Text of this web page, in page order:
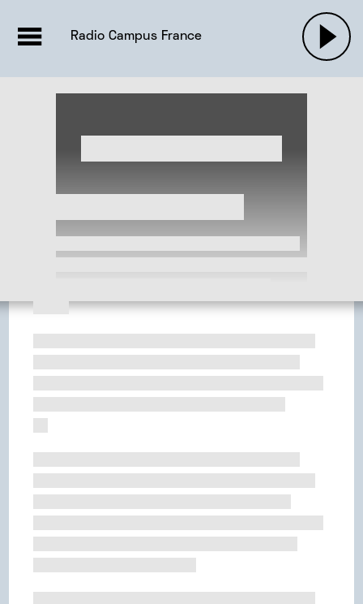
ACTUALITÉS
EMISSIONS |
PODCASTS
Radio Campus France